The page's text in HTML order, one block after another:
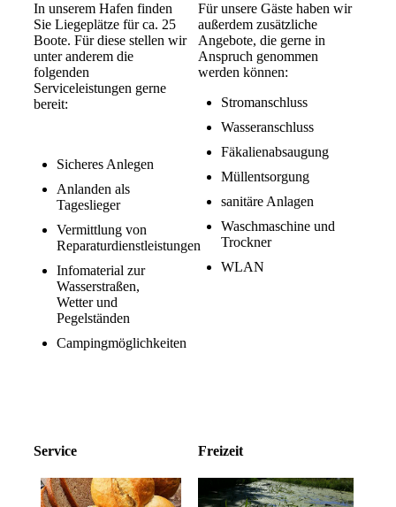
In unserem Hafen finden
Sie Liegeplätze für ca. 25
Boote. Für diese stellen wir
unter anderem die
folgenden
Serviceleistungen gerne
bereit:
Sicheres Anlegen
Anlanden als
Tageslieger
Vermittlung von
Reparaturdienstleistungen
Infomaterial zur
Wasserstraßen,
Wetter und
Pegelständen
Campingmöglichkeiten
Für unsere Gäste haben wir
außerdem zusätzliche
Angebote, die gerne in
Anspruch genommen
werden können:
Stromanschluss
Wasseranschluss
Fäkalienabsaugung
Müllentsorgung
sanitäre Anlagen
Waschmaschine und
Trockner
WLAN
Service Freizeit